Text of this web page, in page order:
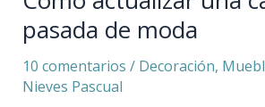
pasada de moda
10 comentarios / Decoración,
Nieves Pascual